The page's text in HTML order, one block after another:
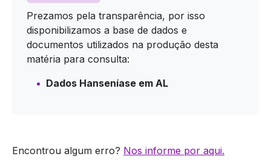
Prezamos pela transparência, por isso
disponibilizamos a base de dados e
documentos utilizados na produção desta
matéria para consulta:
Dados Hanseníase em AL
Encontrou algum erro? Nos informe por aqui.